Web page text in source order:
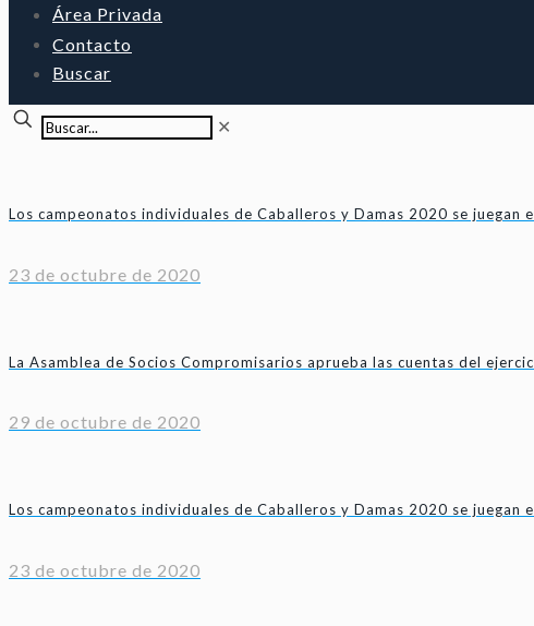
Área Privada
Contacto
Buscar
✕
Los campeonatos individuales de Caballeros y Damas 2020 se
23 de octubre de 2020
La Asamblea de Socios Compromisarios aprueba las cuentas del
29 de octubre de 2020
Los campeonatos individuales de Caballeros y Damas 2020 se
23 de octubre de 2020